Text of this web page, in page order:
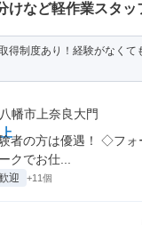
けなど軽作業スタッ
得制度あり！経験がなくて
幡市上奈良大門
者の方は優遇！ ◇フォ
クでお仕...
迎 +11個